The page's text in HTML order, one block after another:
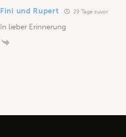
Fini und Rupert 29 Tage zuvor
In lieber Erinnerung